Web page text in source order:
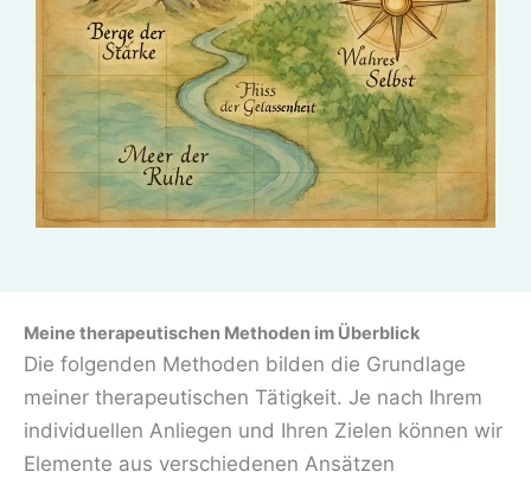
Meine therapeutischen Methoden im Überblick
Die folgenden Methoden bilden die Grundlage
meiner therapeutischen Tätigkeit. Je nach Ihrem
individuellen Anliegen und Ihren Zielen können wir
Elemente aus verschiedenen Ansätzen